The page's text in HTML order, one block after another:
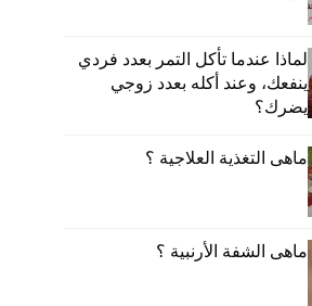
لماذا عندما تأكل التمر بعدد فردي
ينفعك، وعند أكله بعدد زوجي
يضرك؟
ماهى التغذية العلاجية ؟
ماهى الشفة الأرنبية ؟